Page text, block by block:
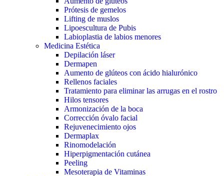
Prótesis de gemelos
Lifting de muslos
Lipoescultura de Pubis
Labioplastia de labios menores
Medicina Estética
Depilación láser
Dermapen
Aumento de glúteos con ácido hialurónico
Rellenos faciales
Tratamiento para eliminar las arrugas en el rostro
Hilos tensores
Armonización de la boca
Corrección óvalo facial
Rejuvenecimiento ojos
Dermaplax
Rinomodelación
Hiperpigmentación cutánea
Peeling
Mesoterapia de Vitaminas